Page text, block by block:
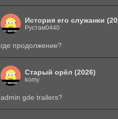
История его служанки
Рустам0440
где продолжение?
Старый орёл (2026)
komy
admin gde trailers?